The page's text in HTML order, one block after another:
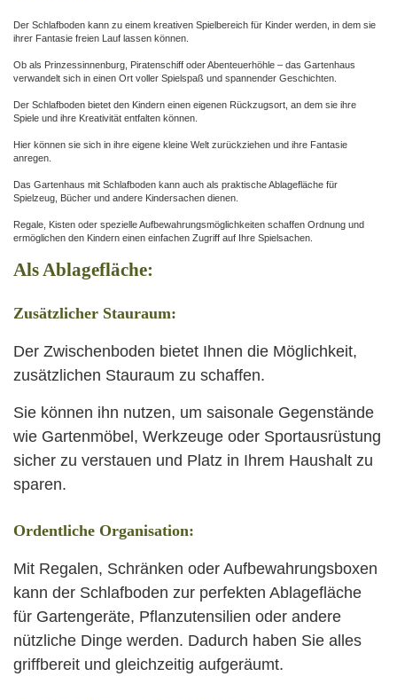
Der Schlafboden kann zu einem kreativen Spielbereich für Kinder werden, in dem sie
ihrer Fantasie freien Lauf lassen können.
Ob als Prinzessinnenburg, Piratenschiff oder Abenteuerhöhle – das Gartenhaus
verwandelt sich in einen Ort voller Spielspaß und spannender Geschichten.
Der Schlafboden bietet den Kindern einen eigenen Rückzugsort, an dem sie ihre
Spiele und ihre Kreativität entfalten können.
Hier können sie sich in ihre eigene kleine Welt zurückziehen und ihre Fantasie
anregen.
Das Gartenhaus mit Schlafboden kann auch als praktische Ablagefläche für
Spielzeug, Bücher und andere Kindersachen dienen.
Regale, Kisten oder spezielle Aufbewahrungsmöglichkeiten schaffen Ordnung und
ermöglichen den Kindern einen einfachen Zugriff auf Ihre Spielsachen.
Als Ablagefläche:
Zusätzlicher Stauraum:
Der Zwischenboden bietet Ihnen die Möglichkeit,
zusätzlichen Stauraum zu schaffen.
Sie können ihn nutzen, um saisonale Gegenstände
wie Gartenmöbel, Werkzeuge oder Sportausrüstung
sicher zu verstauen und Platz in Ihrem Haushalt zu
sparen.
Ordentliche Organisation:
Mit Regalen, Schränken oder Aufbewahrungsboxen
kann der Schlafboden zur perfekten Ablagefläche
für Gartengeräte, Pflanzutensilien oder andere
nützliche Dinge werden. Dadurch haben Sie alles
griffbereit und gleichzeitig aufgeräumt.